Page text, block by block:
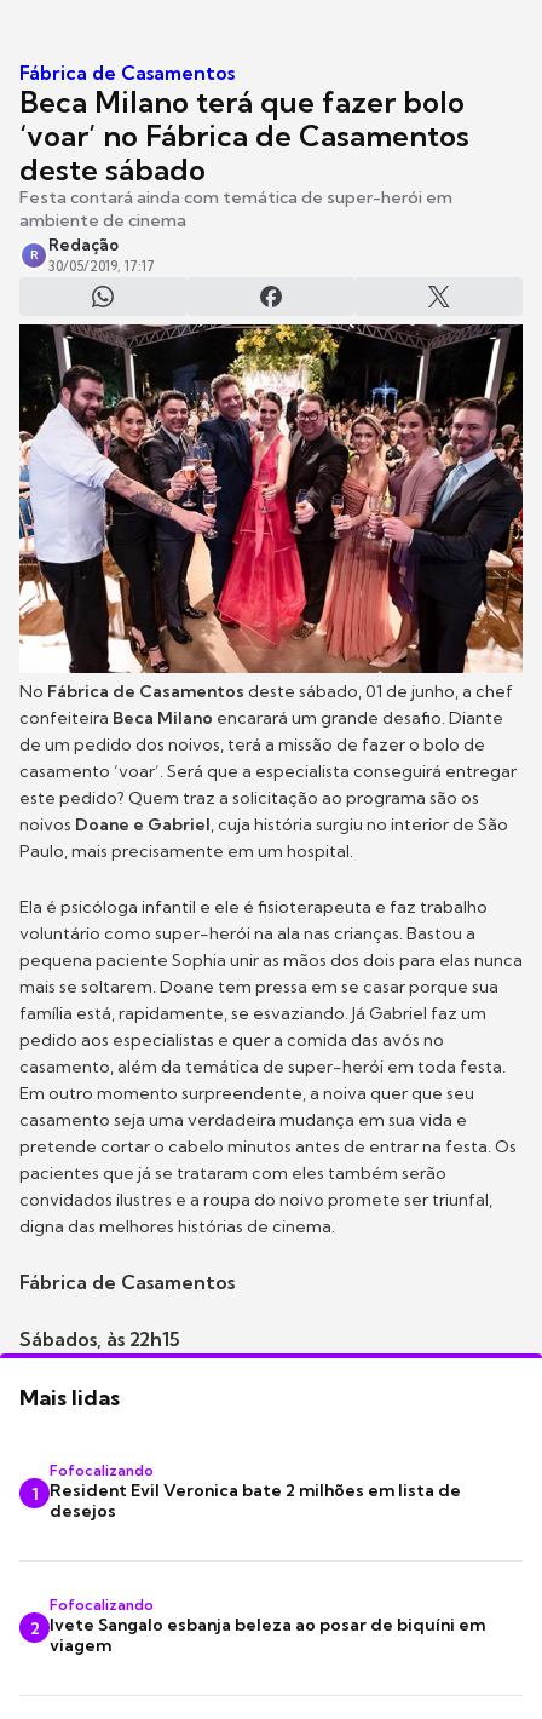
Fábrica de Casamentos
Beca Milano terá que fazer bolo
‘voar’ no Fábrica de Casamentos
deste sábado
Festa contará ainda com temática de super-herói em
ambiente de cinema
R
Redação
30/05/2019, 17:17
No Fábrica de Casamentos deste sábado, 01 de junho, a chef
confeiteira Beca Milano encarará um grande desafio. Diante
de um pedido dos noivos, terá a missão de fazer o bolo de
casamento ‘voar’. Será que a especialista conseguirá entregar
este pedido? Quem traz a solicitação ao programa são os
noivos Doane e Gabriel, cuja história surgiu no interior de São
Paulo, mais precisamente em um hospital.
Ela é psicóloga infantil e ele é fisioterapeuta e faz trabalho
voluntário como super-herói na ala nas crianças. Bastou a
pequena paciente Sophia unir as mãos dos dois para elas nunca
mais se soltarem. Doane tem pressa em se casar porque sua
família está, rapidamente, se esvaziando. Já Gabriel faz um
pedido aos especialistas e quer a comida das avós no
casamento, além da temática de super-herói em toda festa.
Em outro momento surpreendente, a noiva quer que seu
casamento seja uma verdadeira mudança em sua vida e
pretende cortar o cabelo minutos antes de entrar na festa. Os
pacientes que já se trataram com eles também serão
convidados ilustres e a roupa do noivo promete ser triunfal,
digna das melhores histórias de cinema.
Fábrica de Casamentos
Sábados, às 22h15
Mais lidas
1
Fofocalizando
Resident Evil Veronica bate 2 milhões em lista de
desejos
2
Fofocalizando
Ivete Sangalo esbanja beleza ao posar de biquíni em
viagem